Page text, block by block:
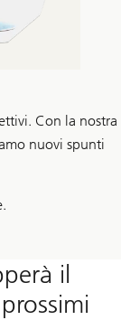
Con la nostra
nuovi spunti
il